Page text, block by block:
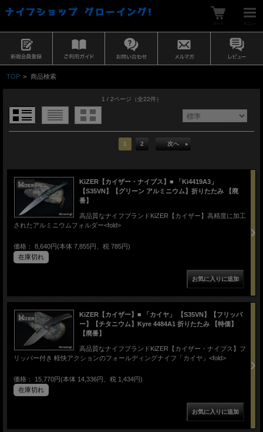
TOP > 商品検索
1 / 2ページ （全22件）
1 2 次へ
KiZER【カイザー・ナイブス】■ 「Ki4419A3」
【S35VN】【グリーン アルミニウム】折りたたみ 【廃
番】
高品質なナイフブランドKiZER【カイザー】高精度に加工
されたアルミニウムフォルダー<fold>
価格： 8,640円(本体 7,855円、税 785円)
在庫切れ
KiZER【カイザー】■ 「カイヤ」 【S35VN】【フリッパ
ー】【チタニウム】Kyre 4484A1 折りたたみ 【特価】
【廃番】
高品質なナイフブランドKiZER【カイザー・ナイブス】フ
リッパー付き 軽快アクションのフォールディングナイフ「カイヤ」<fold>
価格： 15,770円(本体 14,336円、税 1,434円)
在庫切れ